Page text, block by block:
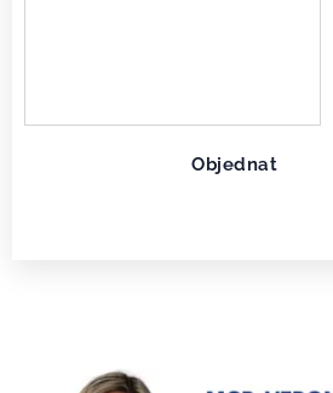
Objednat